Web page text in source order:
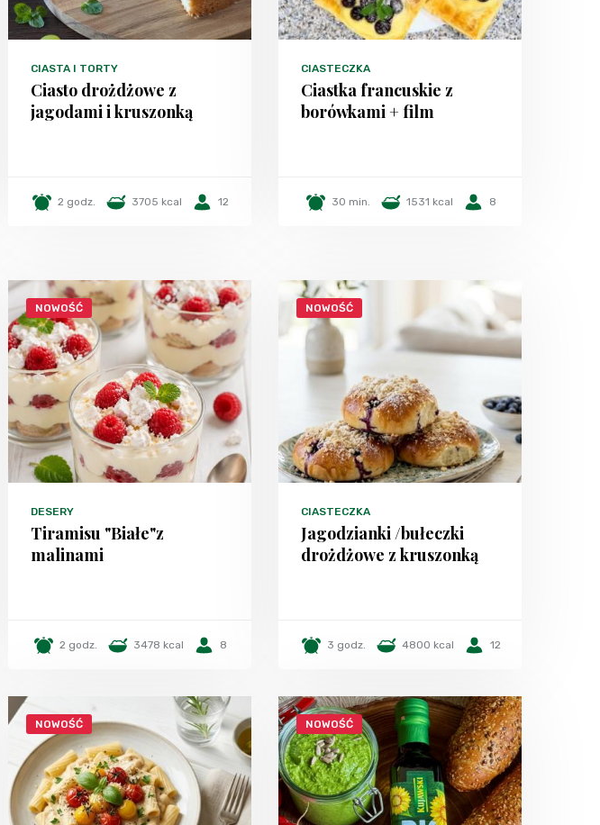
CIASTA I TORTY
Ciasto drożdżowe z
jagodami i kruszonką
2 godz. 3705 kcal 12
CIASTECZKA
Ciastka francuskie z
borówkami + film
30 min. 1531 kcal 8
NOWOŚĆ
DESERY
Tiramisu "Białe"z
malinami
2 godz. 3478 kcal 8
NOWOŚĆ
CIASTECZKA
Jagodzianki /bułeczki
drożdżowe z kruszonką
3 godz. 4800 kcal 12
NOWOŚĆ NOWOŚĆ